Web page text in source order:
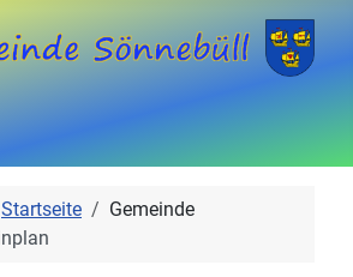
Startseite
Gemeinde